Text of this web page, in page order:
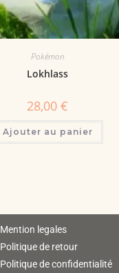
Pokémon
Lokhlass
28,00 €
Ajouter au panier
Mention legales
Politique de retour
Politique de confidentialité